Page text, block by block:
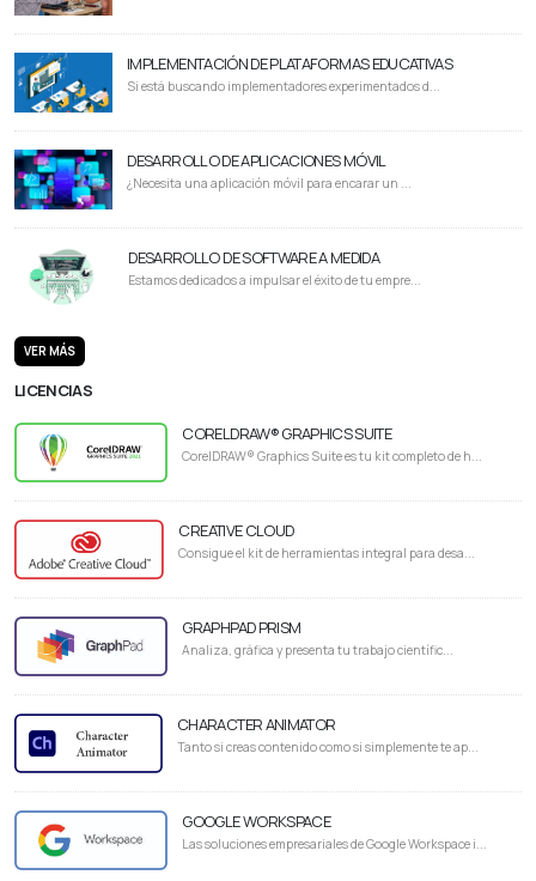
IMPLEMENTACIÓN DE PLATAFORMAS EDUCATIVAS
Si está buscando implementadores experimentados d...
DESARROLLO DE APLICACIONES MÓVIL
¿Necesita una aplicación móvil para encarar un ...
DESARROLLO DE SOFTWARE A MEDIDA
Estamos dedicados a impulsar el éxito de tu empre...
VER MÁS
LICENCIAS
CORELDRAW® GRAPHICS SUITE
CorelDRAW® Graphics Suite es tu kit completo de h...
CREATIVE CLOUD
Consigue el kit de herramientas integral para desa...
GRAPHPAD PRISM
Analiza, gráfica y presenta tu trabajo científic...
CHARACTER ANIMATOR
Tanto si creas contenido como si simplemente te ap...
GOOGLE WORKSPACE
Las soluciones empresariales de Google Workspace i...